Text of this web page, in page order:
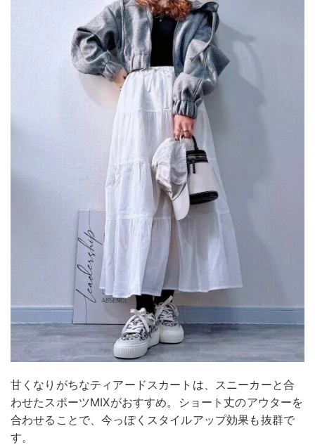
甘くなりがちなティアードスカートは、スニーカーと合
わせたスポーツMIXがおすすめ。ショート丈のアウターを
合わせることで、今っぽくスタイルアップ効果も抜群で
す。